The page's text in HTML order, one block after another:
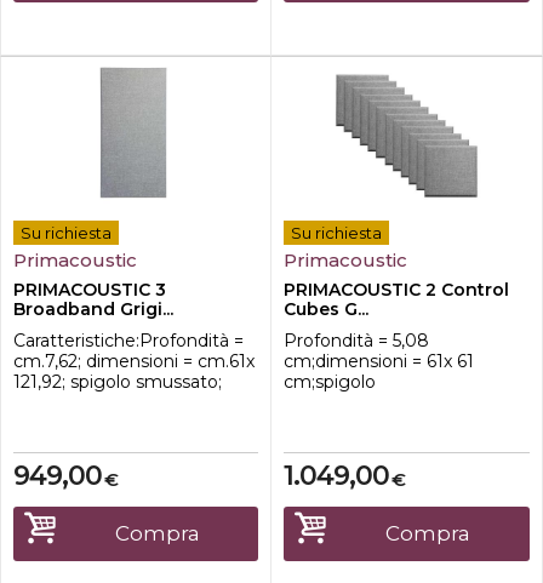
Su richiesta
Primacoustic
PRIMACOUSTIC 3
Broadband Grigi...
Caratteristiche:Profondità =
cm.7,62; dimensioni = cm.61x
121,92; spigolo smussato;
€
949,00
Compra
Su richiesta
Primacoustic
PRIMACOUSTIC 2 Control
Cubes G...
Profondità = 5,08
cm;dimensioni = 61x 61
cm;spigolo
€
1.049,00
Compra